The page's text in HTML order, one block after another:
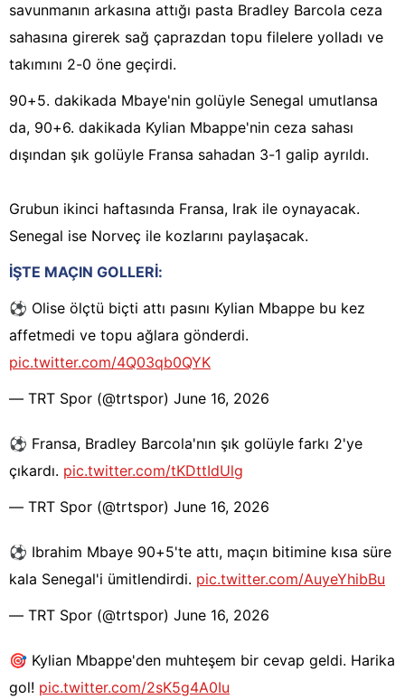
savunmanın arkasına attığı pasta Bradley Barcola ceza
sahasına girerek sağ çaprazdan topu filelere yolladı ve
takımını 2-0 öne geçirdi.
90+5. dakikada Mbaye'nin golüyle Senegal umutlansa
da, 90+6. dakikada Kylian Mbappe'nin ceza sahası
dışından şık golüyle Fransa sahadan 3-1 galip ayrıldı.
Grubun ikinci haftasında Fransa, Irak ile oynayacak.
Senegal ise Norveç ile kozlarını paylaşacak.
İŞTE MAÇIN GOLLERİ:
⚽️ Olise ölçtü biçti attı pasını Kylian Mbappe bu kez
affetmedi ve topu ağlara gönderdi.
pic.twitter.com/4Q03qb0QYK
— TRT Spor (@trtspor) June 16, 2026
⚽️ Fransa, Bradley Barcola'nın şık golüyle farkı 2'ye
çıkardı. pic.twitter.com/tKDttIdUlg
— TRT Spor (@trtspor) June 16, 2026
⚽️ Ibrahim Mbaye 90+5'te attı, maçın bitimine kısa süre
kala Senegal'i ümitlendirdi. pic.twitter.com/AuyeYhibBu
— TRT Spor (@trtspor) June 16, 2026
🎯 Kylian Mbappe'den muhteşem bir cevap geldi. Harika
gol! pic.twitter.com/2sK5g4A0Iu